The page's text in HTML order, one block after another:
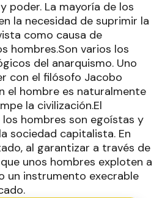
poder. La mayoría de los
la necesidad de suprimir la
como causa de
hombres.Son varios los
del anarquismo. Uno
con el filósofo Jacobo
el hombre es naturalmente
la civilización.El
hombres son egoístas y
sociedad capitalista. En
al garantizar a través de
unos hombres exploten a
un instrumento execrable